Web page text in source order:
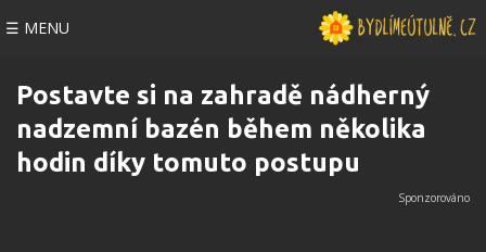
☰ MENU
Postavte si na zahradě nádherný
nadzemní bazén během několika
hodin díky tomuto postupu